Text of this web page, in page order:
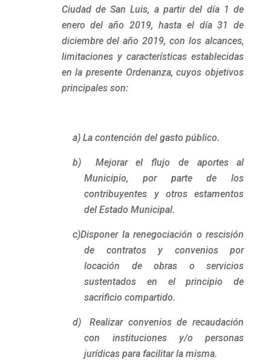
Ciudad de San Luis, a partir del día 1 de
enero del año 2019, hasta el día 31 de
diciembre del año 2019, con los alcances,
limitaciones y características establecidas
en la presente Ordenanza, cuyos objetivos
principales son:
a) La contención del gasto público.
b)
Mejorar el flujo de aportes al
Municipio, por parte de los
contribuyentes y otros estamentos
del Estado Municipal.
c)Disponer la renegociación o rescisión
de contratos y convenios por
locación de obras o servicios
sustentados en el principio de
sacrificio compartido.
d)
Realizar convenios de recaudación
con instituciones y/o personas
jurídicas para facilitar la misma.